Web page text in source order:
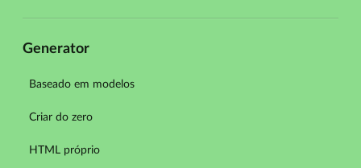
Generator
Baseado em modelos
Criar do zero
HTML próprio